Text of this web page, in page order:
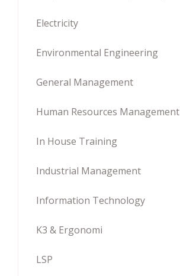
Electricity
Environmental Engineering
General Management
Human Resources Management
In House Training
Industrial Management
Information Technology
K3 & Ergonomi
LSP